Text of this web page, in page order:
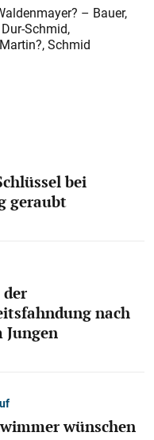
– Bauer,
Schmid,
Schmid
bei
geraubt
der
nach
Jungen
wünschen